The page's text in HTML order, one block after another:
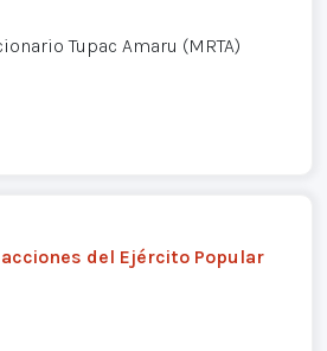
Tupac Amaru (MRTA)
del Ejército Popular